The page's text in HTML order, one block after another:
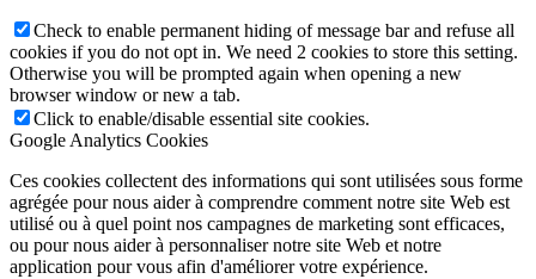
Check to enable permanent hiding of message bar and refuse all
cookies if you do not opt in. We need 2 cookies to store this setting.
Otherwise you will be prompted again when opening a new
browser window or new a tab.
Click to enable/disable essential site cookies.
Google Analytics Cookies
Ces cookies collectent des informations qui sont utilisées sous forme
agrégée pour nous aider à comprendre comment notre site Web est
utilisé ou à quel point nos campagnes de marketing sont efficaces,
ou pour nous aider à personnaliser notre site Web et notre
application pour vous afin d'améliorer votre expérience.